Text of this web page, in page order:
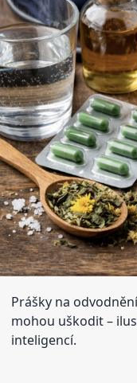
Prášky na
mohou uškodit–
inteligencí.